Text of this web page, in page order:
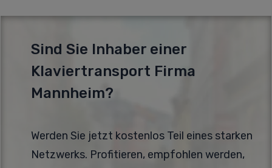
Sind Sie Inhaber einer
Klaviertransport Firma
Mannheim?
Werden Sie jetzt kostenlos Teil eines starken
Netzwerks. Profitieren, empfohlen werden,